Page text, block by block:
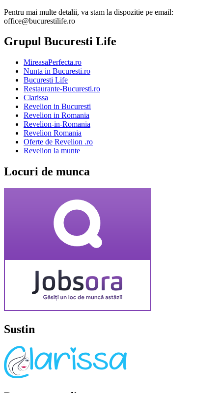
Pentru mai multe detalii, va stam la dispozitie pe email:
office@bucurestilife.ro
Grupul Bucuresti Life
MireasaPerfecta.ro
Nunta in Bucuresti.ro
Bucuresti Life
Restaurante-Bucuresti.ro
Clarissa
Revelion in Bucuresti
Revelion in Romania
Revelion-in-Romania
Revelion Romania
Oferte de Revelion .ro
Revelion la munte
Locuri de munca
Sustin